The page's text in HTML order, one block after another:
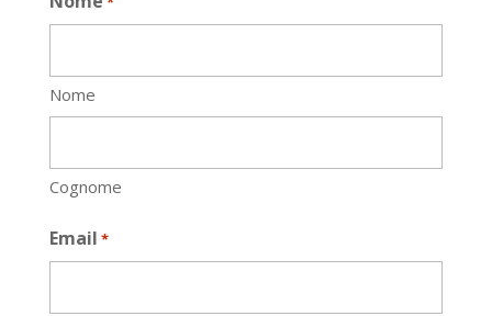
Nome
Cognome
Email *